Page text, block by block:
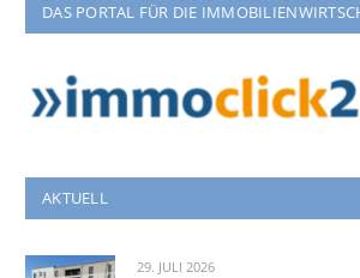
DAS PORTAL FÜR DIE
AKTUELL
29. JULI 2026